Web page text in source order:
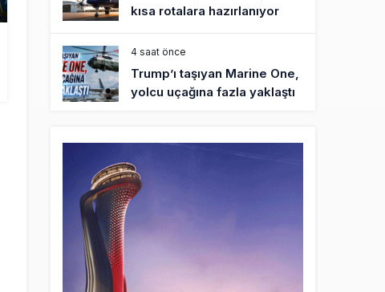
kısa rotalara hazırlanıyor
4 saat önce
Trump’ı taşıyan Marine One,
yolcu uçağına fazla yaklaştı
Emirates A380 yolcu
rahatsızlanınca İstanbul’a
indi
5 saat önce
Emirates’in reddettiği 10
Boeing 777X için United
kararı